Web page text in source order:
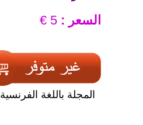
السعر :
المجلة باللغة الفرنسية